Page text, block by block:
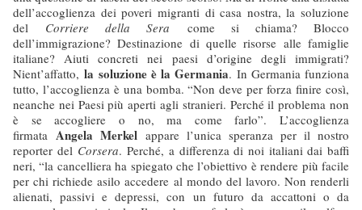
dell’accoglienza dei poveri migranti di casa nostra, la soluzione
del Corriere della Sera come si chiama? Blocco
dell’immigrazione? Destinazione di quelle risorse alle famiglie
italiane? Aiuti concreti nei paesi d’origine degli immigrati?
Nient’affatto,la soluzione è la Germania. In Germania funziona
tutto, l’accoglienza è una bomba. “Non deve per forza finire così,
neanche nei Paesi più aperti agli stranieri. Perché il problema non
è se accogliere o no, ma come farlo”. L’accoglienza
firmata Angela Merkel appare l’unica speranza per il nostro
reporter del Corsera. Perché, a differenza di noi italiani dai baffi
neri, “la cancelliera ha spiegato che l’obiettivo è rendere più facile
per chi richiede asilo accedere al mondo del lavoro. Non renderli
alienati, passivi e depressi, con un futuro da accattoni o da